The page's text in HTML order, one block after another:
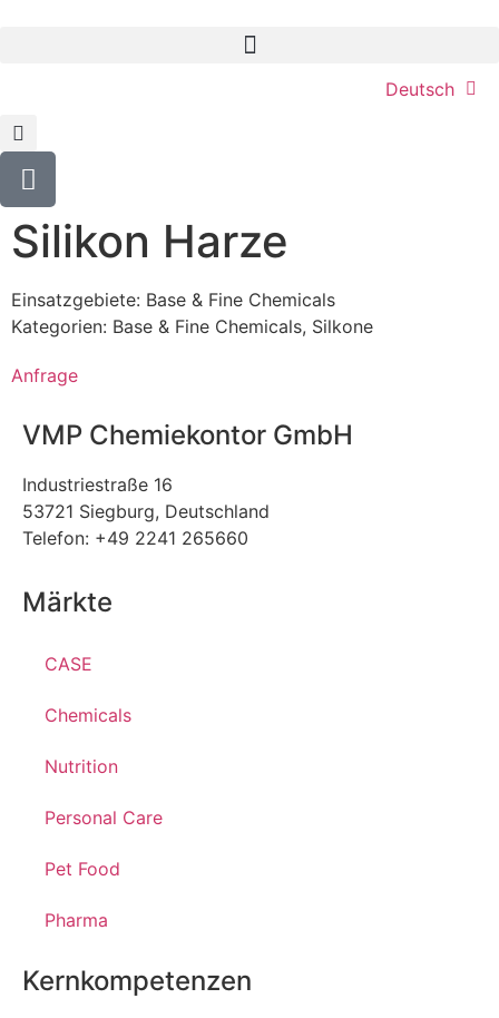
Deutsch
Silikon Harze
Einsatzgebiete: Base & Fine Chemicals
Kategorien: Base & Fine Chemicals, Silkone
Anfrage
VMP Chemiekontor GmbH
Industriestraße 16
53721 Siegburg, Deutschland
Telefon: +49 2241 265660
Märkte
CASE
Chemicals
Nutrition
Personal Care
Pet Food
Pharma
Kernkompetenzen